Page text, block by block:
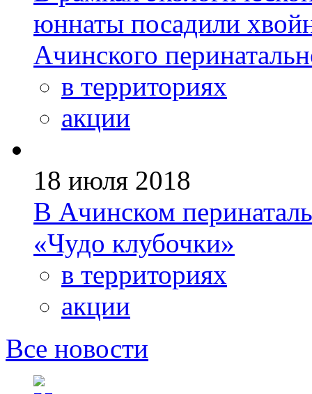
юннаты посадили
Ачинского
в территориях
акции
18 июля 2018
В Ачинском
«Чудо клубочки»
в территориях
акции
Все новости